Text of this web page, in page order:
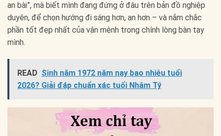
an bài”, mà biết mình đang đứng ở đâu trên bản đồ nghiệp
duyên, để chọn hướng đi sáng hơn, an hơn – và nắm chắc
phần tốt đẹp nhất của vận mệnh trong chính lòng bàn tay
mình.
READ Sinh năm 1972 năm nay bao nhiêu tuổi
2026? Giải đáp chuẩn xác tuổi Nhâm Tý